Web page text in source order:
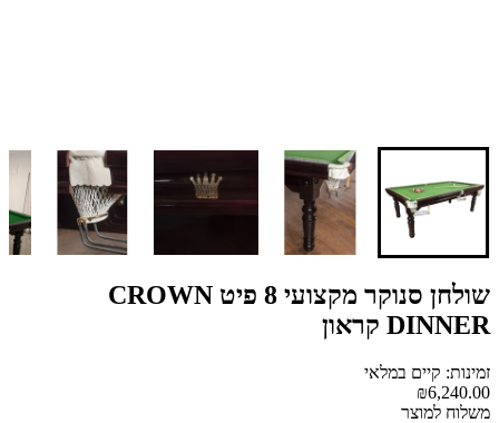
שולחן סנוקר מקצועי 8 פיט CROWN
DINNER קראון
זמינות: קיים במלאי
₪6,240.00
משלוח למוצר